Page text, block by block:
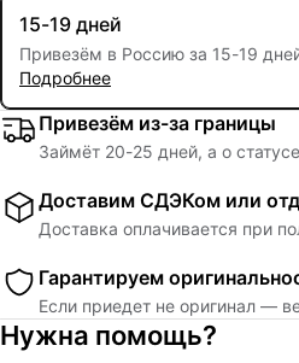
15-19 дней
Привезём в Россию за 15-19
Подробнее
Привезём из-за границы
Займёт 20-25 дней, а о
Доставим СДЭКом или
Доставка оплачивается при
Гарантируем
Если приедет не оригинал —
Нужна помощь?